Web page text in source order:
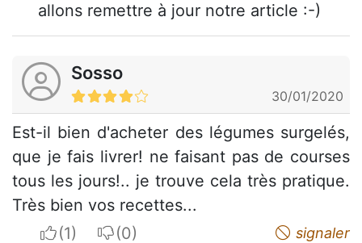
allons remettre à jour notre article :-)
Sosso
30/01/2020
Est-il bien d'acheter des légumes surgelés,
que je fais livrer! ne faisant pas de courses
tous les jours!.. je trouve cela très pratique.
Très bien vos recettes...
I apreciateI do not appreciate signaler